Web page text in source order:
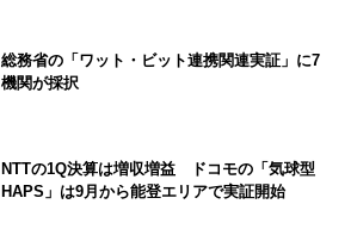
総務省の「ワット・ビット連携関連実証」に7
機関が採択
NTTの1Q決算は増収増益 ドコモの「気球型
HAPS」は9月から能登エリアで実証開始